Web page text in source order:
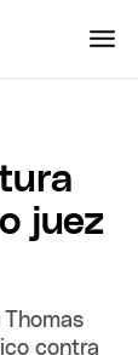
juez
contra